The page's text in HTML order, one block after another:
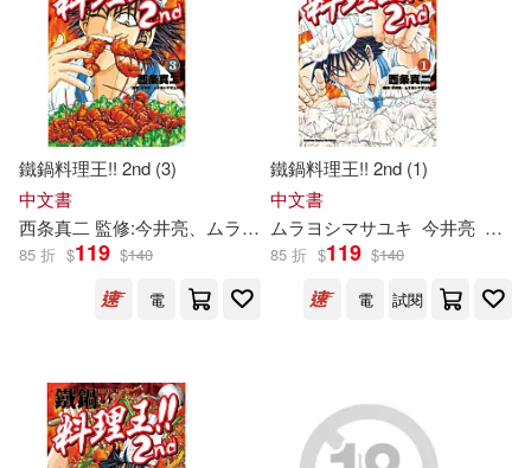
西条真二 監修:今井亮、ムラヨシマ
サユキ(6)
h.m.p(5) はるかみらい(5)
ひらり(5)
ムラヨシマサユキ(5)
今井真実(5)
長鴻出版社(9) 邦聯文化(8)
商周出版(6) Universal(5)
國際學村(5) 家の光協会(5)
機械工業出版社(5) 講談社(5)
YAMABUKI(4) 和平國際(4)
可海外宅配(317)
可港澳店取(308)
可新加坡店取(274)
可菲律賓店取(289)
一個月內上市新品(2)
鐵鍋料理王!! 2nd (3)
中文書
西条真二 監修:今井亮、ムラヨシマサユキ 黃琳雅
85 折 $119 $140
電
鐵鍋料理王!! 2nd (1)
中文書
ムラヨシマサユキ 今井亮 西条
85 折 $119 $140
電
試閱